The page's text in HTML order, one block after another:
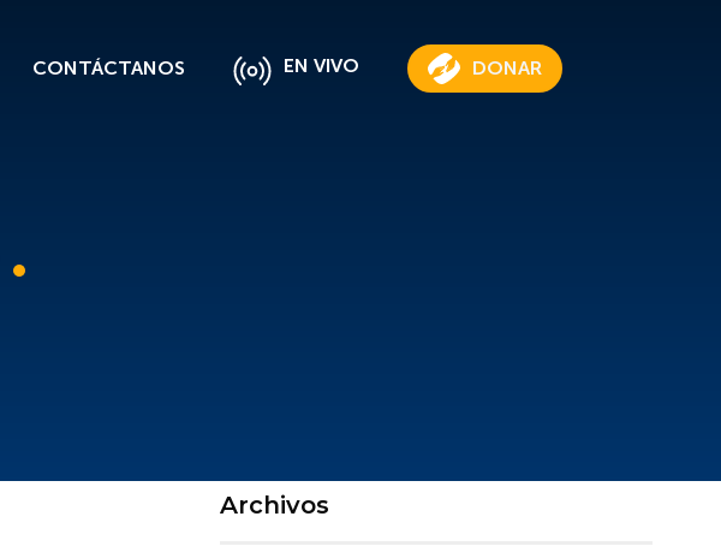
CONTÁCTANOS EN VIVO DONAR
Archivos